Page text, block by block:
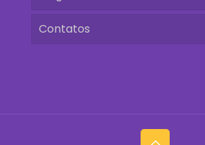
Contatos